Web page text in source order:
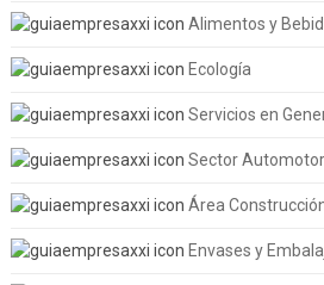
Alimentos y
Ecología
Servicios en
Sector Automotor
Área
Envases y